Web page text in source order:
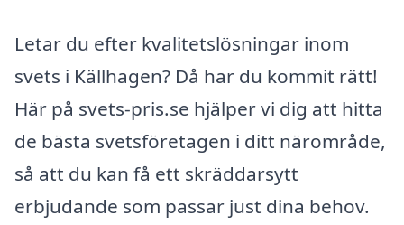
Letar du efter kvalitetslösningar inom
svets i Källhagen? Då har du kommit rätt!
Här på svets-pris.se hjälper vi dig att hitta
de bästa svetsföretagen i ditt närområde,
så att du kan få ett skräddarsytt
erbjudande som passar just dina behov.